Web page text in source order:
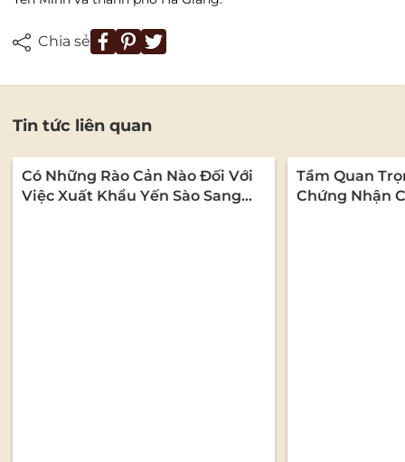
Chia sẻ
Tin tức liên quan
Có Những Rào Cản Nào Đối Với
Việc Xuất Khẩu Yến Sào Sang
Tầm Quan
Chứng Nhận